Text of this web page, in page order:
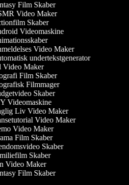
Film Skaber
Video Maker
Skaber
Videomaskine
Video Maker
undertekstgenerator
Maker
Film Skaber
Filmmager
Skaber
Videomaskine
Liv Video Maker
Video Maker
Video Maker
Film Skaber
Skaber
Skaber
Video Maker
Film Skaber